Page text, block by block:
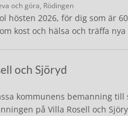
och göra, Rödingen
hösten 2026, för dig som är
kost och hälsa och träffa
och Sjöryd
kommunens bemanning
på Villa Rosell och